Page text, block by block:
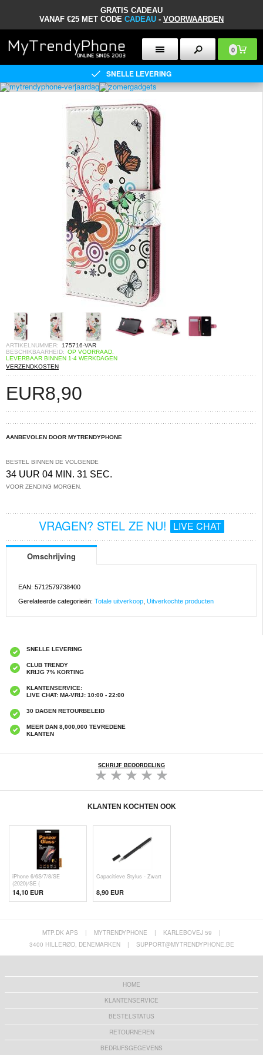
GRATIS CADEAU
VANAF €25 MET CODE CADEAU - VOORWAARDEN
0
SNELLE LEVERING
ARTIKELNUMMER:
175716-VAR
BESCHIKBAARHEID: OP VOORRAAD.
LEVERBAAR BINNEN 1-4 WERKDAGEN
VERZENDKOSTEN
EUR8,90
AANBEVOLEN DOOR MYTRENDYPHONE
BESTEL BINNEN DE VOLGENDE
34 UUR 04 MIN. 30 SEC.
VOOR ZENDING MORGEN.
VRAGEN? STEL ZE NU! LIVE CHAT
Omschrijving
EAN: 5712579738400
Gerelateerde categorieën: Totale uitverkoop Uitverkochte producten
SNELLE LEVERING
CLUB TRENDY
KRIJG 7% KORTING
KLANTENSERVICE:
LIVE CHAT: MA-VRIJ: 10:00 - 22:00
30 DAGEN RETOURBELEID
MEER DAN 8,000,000 TEVREDENE
KLANTEN
SCHRIJF BEOORDELING
KLANTEN KOCHTEN OOK
iPhone 6/6S/7/8/SE
(2020)/SE (
14,10 EUR
Capacitieve Stylus - Zwart
8,90 EUR
MTP.DK APS | MYTRENDYPHONE | KARLEBOVEJ 59
|
3400 HILLERØD, DENEMARKEN
| SUPPORT@MYTRENDYPHONE.BE
HOME
KLANTENSERVICE
BESTELSTATUS
RETOURNEREN
BEDRIJFSGEGEVENS